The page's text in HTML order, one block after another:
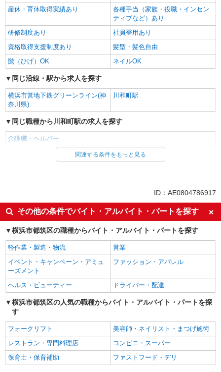
産休・育休取得実績あり
各種手当（家族・役職・インセン
ティブなど）あり
研修制度あり
社員登用あり
資格取得支援制度あり
髪型・髪色自由
髭（ひげ）OK
ネイルOK
同じ沿線・駅から求人を探す
横浜市営地下鉄グリーンライン(神
奈川県)
川和町駅
同じ職種から川和町駅の求人を探す
介護職・ヘルパー
同じ雇用形態から川和町駅の求人を探す
入社日応相談
即日勤務OK
友達と応募OK
職場見学OKまたは説明会あり
未経験歓迎
経験者・有資格者歓迎
女性活躍中
主婦・主夫歓迎
フリーター歓迎
学歴不問
ブランクOK
ミドル（40代～）活躍中
エルダー（50代～）活躍中
昇給あり
禁煙・分煙
バイク通勤OK
自転車通勤OK
残業ほぼなし
副業・WワークOK
転勤なし
交通費支給
社会保険あり
産休・育休取得実績あり
各種手当（家族・役職・インセン
関連する条件をもっと見る
ID：AE0804786917
その他の条件でバイト・アルバイト・パートを探す
横浜市都筑区の職種からバイト・アルバイト・パートを探す
軽作業・製造・物流
営業
イベント・キャンペーン・アミュ
ーズメント
ファッション・アパレル
ヘルス・ビューティー ドライバー・配達
横浜市都筑区の人気の職種からバイト・アルバイト・パートを探
す
フォークリフト
美容師・ネイリスト・まつげ施術
レストラン・専門料理店
コンビニ・スーパー
保育士・保育補助
ファストフード・デリ